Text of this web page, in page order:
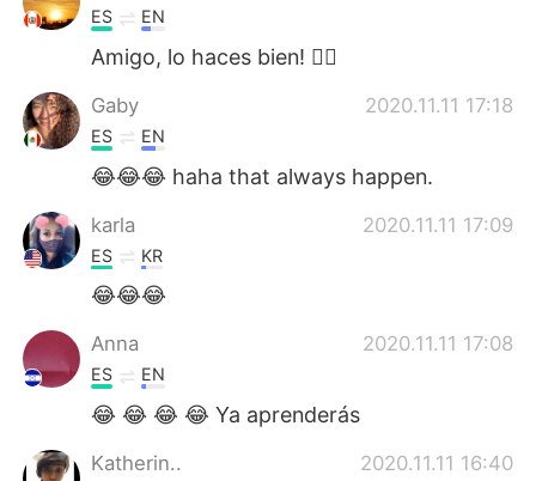
ES EN
Amigo, lo haces bien! 👌🏽
Gaby 2020.11.11 17:18
ES EN
😂😂😂 haha that always happen.
karla 2020.11.11 17:09
ES KR
😂😂😂
Anna 2020.11.11 17:08
ES EN
😂 😂 😂 😂 Ya aprenderás
Katherin.. 2020.11.11 16:40